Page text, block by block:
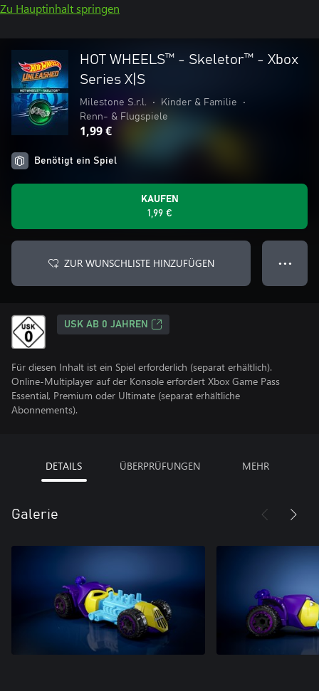
Zu Hauptinhalt springen
HOT WHEELS™ - Skeletor™ - Xbox
Series X|S
Milestone S.r.l. • Kinder & Familie
•
Renn- & Flugspiele
1,99 €
Benötigt ein Spiel
KAUFEN
1,99 €
ZUR WUNSCHLISTE HINZUFÜGEN ● ● ●
USK AB 0 JAHREN
Für diesen Inhalt ist ein Spiel erforderlich (separat erhältlich).
Online-Multiplayer auf der Konsole erfordert Xbox Game Pass
Essential, Premium oder Ultimate (separat erhältliche
Abonnements).
DETAILS ÜBERPRÜFUNGEN MEHR
Galerie